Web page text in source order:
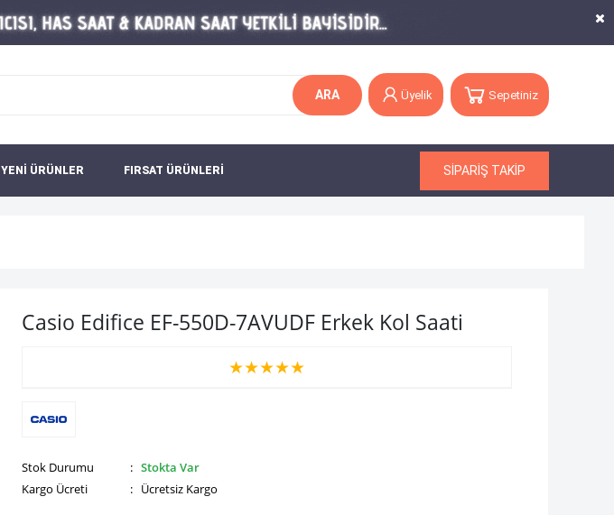
ARA Üyelik Sepetiniz
YENİ ÜRÜNLER FIRSAT ÜRÜNLERİ SİPARİŞ TAKİP
Casio Edifice EF-550D-7AVUDF Erkek Kol Saati
★★★★★
Stok Durumu : Stokta Var
Kargo Ücreti
: Ücretsiz Kargo